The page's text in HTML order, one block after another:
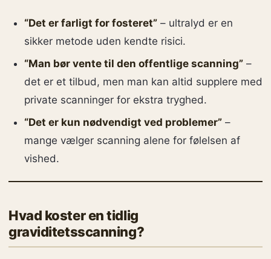
“Det er farligt for fosteret”– ultralyd er en
sikker metode uden kendte risici.
“Man bør vente til den offentlige scanning”–
det er et tilbud, men man kan altid supplere med
private scanninger for ekstra tryghed.
“Det er kun nødvendigt ved problemer”–
mange vælger scanning alene for følelsen af
vished.
Hvad koster en tidlig
graviditetsscanning?